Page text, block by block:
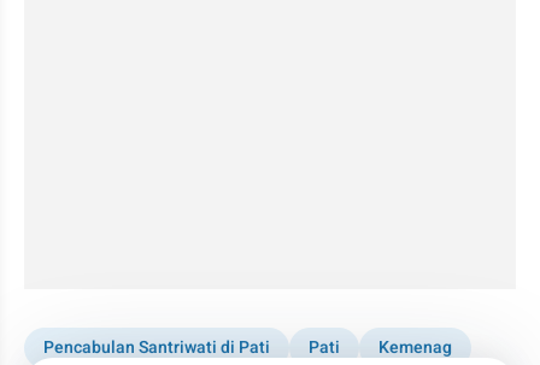
Pencabulan Santriwati di Pati Pati Kemenag